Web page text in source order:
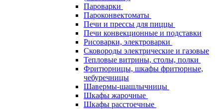
Пароварки
Пароконвектоматы
Печи и прессы для пиццы
Печи конвекционные и подставки
Рисоварки, электроварки
Сковороды электрические и газовые
Тепловые витрины, столы, полки
Фритюрницы, шкафы фритюрные,
чебуречницы
Шавермы-шашлычницы
Шкафы жарочные
Шкафы расстоечные